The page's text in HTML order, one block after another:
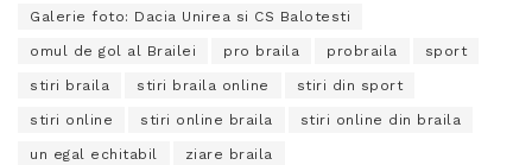
Galerie foto: Dacia Unirea si CS Balotesti
omul de gol al Brailei pro braila probraila sport
stiri braila stiri braila online stiri din sport
stiri online stiri online braila stiri online din braila
un egal echitabil ziare braila